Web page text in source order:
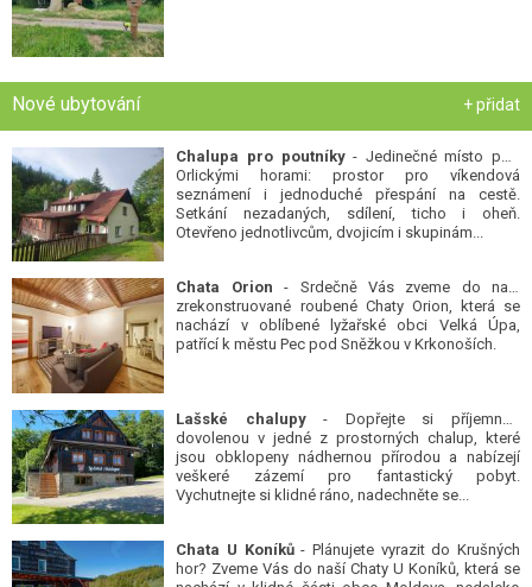
Nové ubytování + přidat
Chalupa pro poutníky- Jedinečné místo pod
Orlickými horami: prostor pro víkendová
seznámení i jednoduché přespání na cestě.
Setkání nezadaných, sdílení, ticho i oheň.
Otevřeno jednotlivcům, dvojicím i skupinám...
Chata Orion - Srdečně Vás zveme do naší
zrekonstruované roubené Chaty Orion, která se
nachází v oblíbené lyžařské obci Velká Úpa,
patřící k městu Pec pod Sněžkou v Krkonoších.
Lašské chalupy- Dopřejte si příjemnou
dovolenou v jedné z prostorných chalup, které
jsou obklopeny nádhernou přírodou a nabízejí
veškeré zázemí pro fantastický pobyt.
Vychutnejte si klidné ráno, nadechněte se...
Chata U Koníků- Plánujete vyrazit do Krušných
hor? Zveme Vás do naší Chaty U Koníků, která se